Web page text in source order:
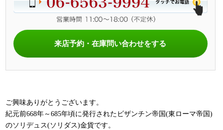
来店予約・在庫問い合わせをする
ご興味ありがとうございます。
紀元前668年～685年頃に発行されたビザンチン帝国(東ローマ帝国)
のソリデュス(ソリダス)金貨です。